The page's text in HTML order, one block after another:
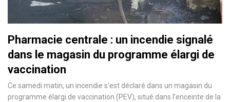
Pharmacie centrale : un incendie signalé
dans le magasin du programme élargi de
vaccination
Ce samedi matin, un incendie s’est déclaré dans un magasin du
programme élargi de vaccination (PEV), situé dans l’enceinte de la